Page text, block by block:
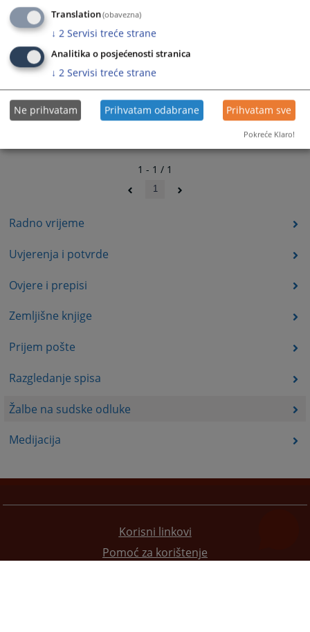
Radno vrijeme
Uvjerenja i potvrde
Ovjere i prepisi
Zemljišne knjige
Prijem pošte
Razgledanje spisa
Žalbe na sudske odluke
Medijacija
1 - 1 / 1
1
Korisni linkovi
Pomoć za korištenje
Translation(obavezna)
↓ 2 Servisi treće strane
Analitika o posjećenosti stranica
↓ 2 Servisi treće strane
Ne prihvatam Prihvatam odabrane Prihvatam sve
Pokreće Klaro!